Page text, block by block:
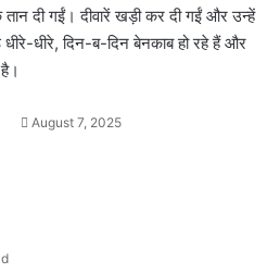
दी गईं। दीवारें खड़ी कर दी गईं और उन्हें
धीरे, दिन-ब-दिन बेनकाब हो रहे हैं और
SendAugust 7, 2025